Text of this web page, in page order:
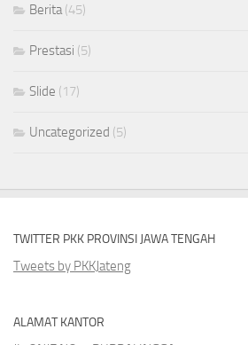
Berita(45)
Prestasi (5)
Slide (17)
Uncategorized (5)
TWITTER PKK PROVINSI JAWA TENGAH
Tweets by PKKJateng
ALAMAT KANTOR